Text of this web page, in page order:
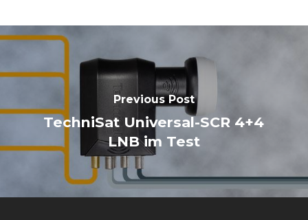
Previous Post
TechniSat Universal-SCR 4+4
LNB im Test